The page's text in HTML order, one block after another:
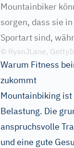
Mountainbiker
sorgen, dass sie
Sportart sind,
© RyanJLane,
Warum Fitness
zukommt
Mountainbiking
Belastung. Die
anspruchsvolle
und eine gute